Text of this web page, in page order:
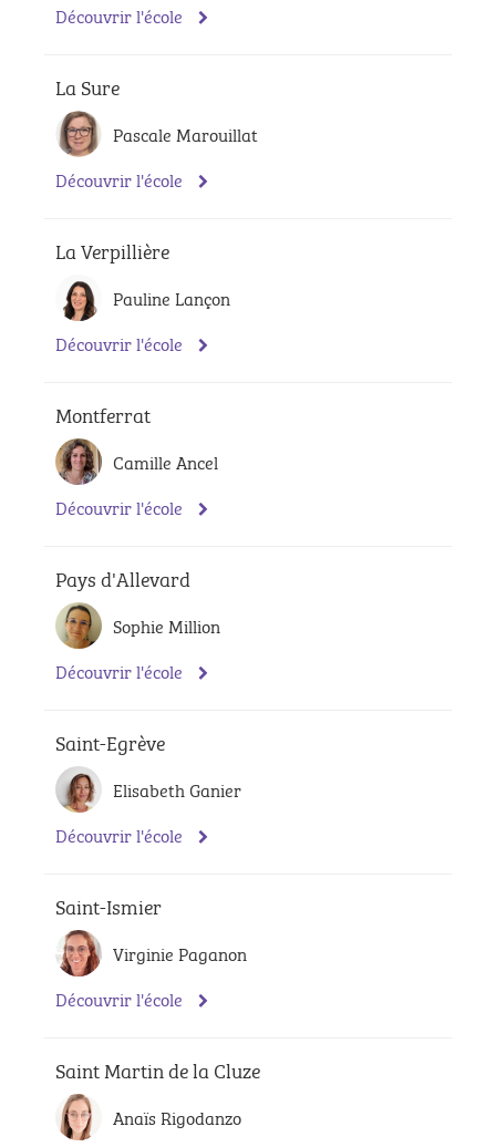
Découvrir l'école
La Sure
Pascale Marouillat
Découvrir l'école
La Verpillière
Pauline Lançon
Découvrir l'école
Montferrat
Camille Ancel
Découvrir l'école
Pays d'Allevard
Sophie Million
Découvrir l'école
Saint-Egrève
Elisabeth Ganier
Découvrir l'école
Saint-Ismier
Virginie Paganon
Découvrir l'école
Saint Martin de la Cluze
Anaïs Rigodanzo